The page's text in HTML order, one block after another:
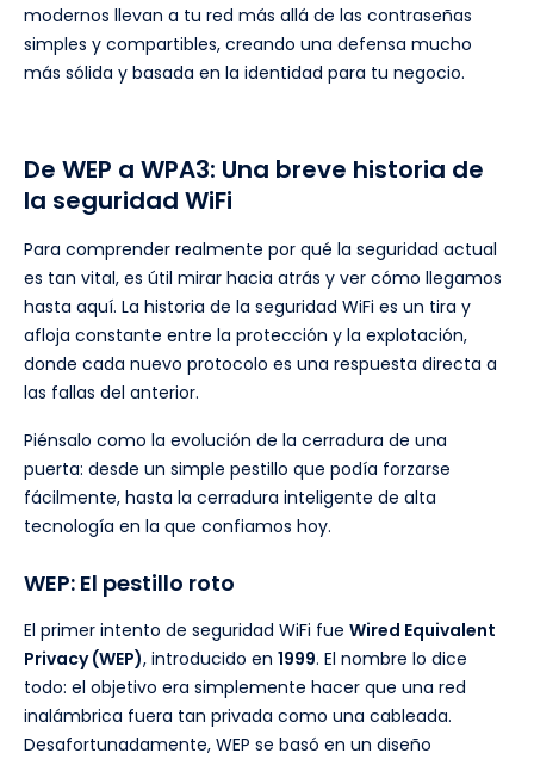
modernos llevan a tu red más allá de las contraseñas
simples y compartibles, creando una defensa mucho
más sólida y basada en la identidad para tu negocio.
De WEP a WPA3: Una breve historia de
la seguridad WiFi
Para comprender realmente por qué la seguridad actual
es tan vital, es útil mirar hacia atrás y ver cómo llegamos
hasta aquí. La historia de la seguridad WiFi es un tira y
afloja constante entre la protección y la explotación,
donde cada nuevo protocolo es una respuesta directa a
las fallas del anterior.
Piénsalo como la evolución de la cerradura de una
puerta: desde un simple pestillo que podía forzarse
fácilmente, hasta la cerradura inteligente de alta
tecnología en la que confiamos hoy.
WEP: El pestillo roto
El primer intento de seguridad WiFi fue Wired Equivalent
Privacy (WEP), introducido en 1999. El nombre lo dice
todo: el objetivo era simplemente hacer que una red
inalámbrica fuera tan privada como una cableada.
Desafortunadamente, WEP se basó en un diseño